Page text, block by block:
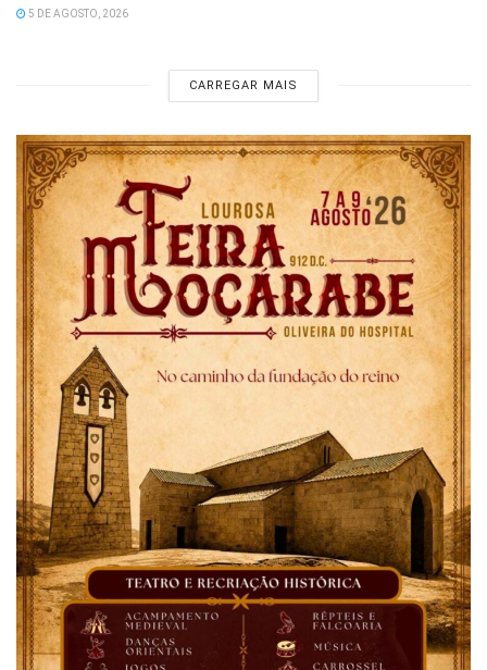
5 DE AGOSTO, 2026
CARREGAR MAIS